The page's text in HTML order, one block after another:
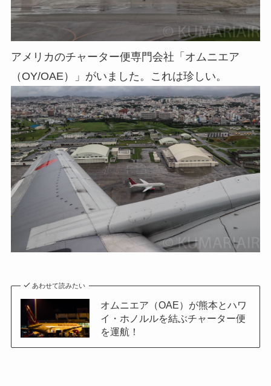
アメリカのチャーター便専門会社「オムニエア
（OY/OAE）」がいました。これは珍しい。
あわせて読みたい
オムニエア（OAE）が熊本とハワ
イ・ホノルルを結ぶチャーター便
を運航！